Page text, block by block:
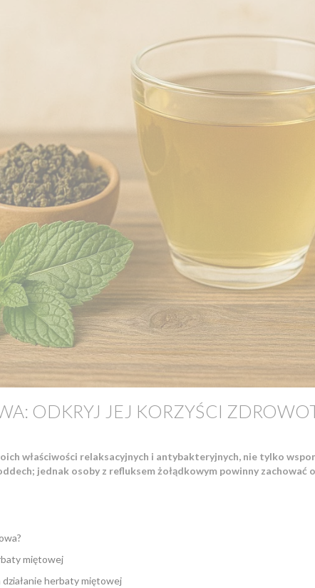
ODKRYJ JEJ KORZYŚCI
właściwości relaksacyjnych i antybakteryjnych, nie tylko
jednak osoby z refluksem żołądkowym powinny zachować
miętowej
działanie herbaty miętowej